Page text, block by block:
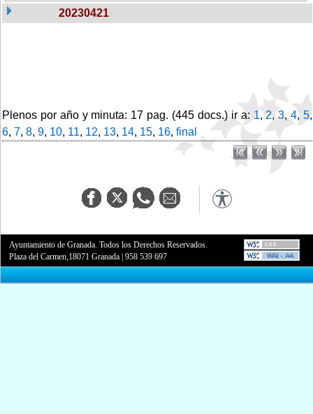
20230421
Plenos por año y minuta: 17 pag. (445 docs.) ir a: 1,2,3,4,5,
6, 7, 8, 9, 10, 11, 12, 13, 14, 15, 16, final
Ayuntamiento de Granada. Todos los Derechos Reservados.
Plaza del Carmen,18071 Granada |958 539 697